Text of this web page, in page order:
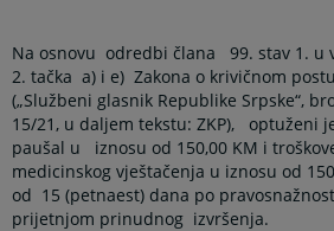
Na osnovu odredbi člana 99. stav 1. u
2. tačka a) i e) Zakona o krivičnom
(„Službeni glasnik Republike Srpske“,
15/21, u daljem tekstu: ZKP),
optuženi
paušal u
iznosu od 150,00 KM i
medicinskog vještačenja u iznosu od
od 15 (petnaest) dana po
prijetnjom prinudnog izvršenja.